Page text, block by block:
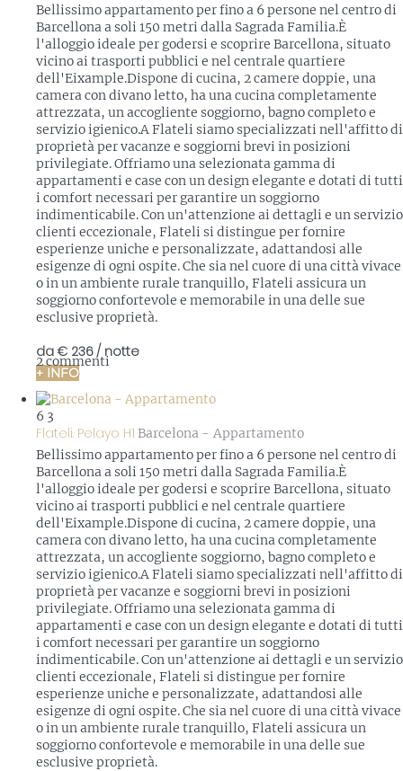
Bellissimo appartamento per fino a 6 persone nel centro di
Barcellona a soli 150 metri dalla Sagrada Familia.È
l'alloggio ideale per godersi e scoprire Barcellona, situato
vicino ai trasporti pubblici e nel centrale quartiere
dell'Eixample.Dispone di cucina, 2 camere doppie, una
camera con divano letto, ha una cucina completamente
attrezzata, un accogliente soggiorno, bagno completo e
servizio igienico.A Flateli siamo specializzati nell'affitto di
proprietà per vacanze e soggiorni brevi in posizioni
privilegiate. Offriamo una selezionata gamma di
appartamenti e case con un design elegante e dotati di tutti
i comfort necessari per garantire un soggiorno
indimenticabile. Con un'attenzione ai dettagli e un servizio
clienti eccezionale, Flateli si distingue per fornire
esperienze uniche e personalizzate, adattandosi alle
esigenze di ogni ospite. Che sia nel cuore di una città vivace
o in un ambiente rurale tranquillo, Flateli assicura un
soggiorno confortevole e memorabile in una delle sue
esclusive proprietà.
2 commenti
da€ 236/ notte
+ INFO
6 3
Flateli. Pelayo H1 Barcelona - Appartamento
Bellissimo appartamento per fino a 6 persone nel centro di
Barcellona a soli 150 metri dalla Sagrada Familia.È
l'alloggio ideale per godersi e scoprire Barcellona, situato
vicino ai trasporti pubblici e nel centrale quartiere
dell'Eixample.Dispone di cucina, 2 camere doppie, una
camera con divano letto, ha una cucina completamente
attrezzata, un accogliente soggiorno, bagno completo e
servizio igienico.A Flateli siamo specializzati nell'affitto di
proprietà per vacanze e soggiorni brevi in posizioni
privilegiate. Offriamo una selezionata gamma di
appartamenti e case con un design elegante e dotati di tutti
i comfort necessari per garantire un soggiorno
indimenticabile. Con un'attenzione ai dettagli e un servizio
clienti eccezionale, Flateli si distingue per fornire
esperienze uniche e personalizzate, adattandosi alle
esigenze di ogni ospite. Che sia nel cuore di una città vivace
o in un ambiente rurale tranquillo, Flateli assicura un
soggiorno confortevole e memorabile in una delle sue
esclusive proprietà.